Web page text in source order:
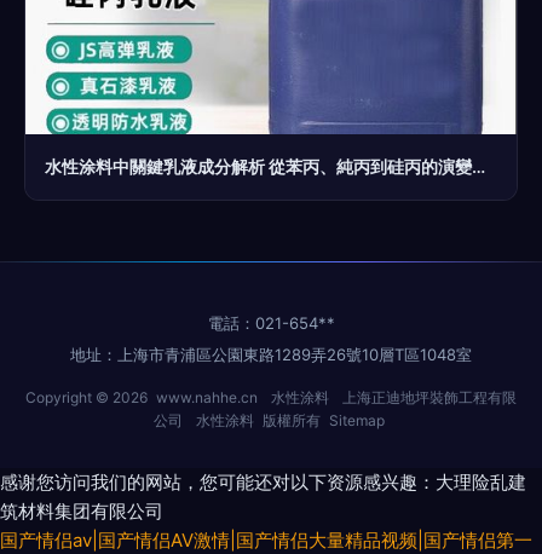
水性涂料中關鍵乳液成分解析 從苯丙、純丙到硅丙的演變與應用
電話：021-654**
地址：上海市青浦區公園東路1289弄26號10層T區1048室
Copyright © 2026 www.nahhe.cn 水性涂料
上海正迪地坪裝飾工程有限
公司
水性涂料 版權所有 Sitemap
感谢您访问我们的网站，您可能还对以下资源感兴趣：大理险乱建
筑材料集团有限公司
国产情侣av|国产情侣AV激情|国产情侣大量精品视频|国产情侣第一